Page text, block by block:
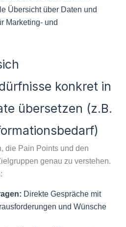
Übersicht über Daten und
Marketing- und
konkret in
übersetzen (z.B.
die Pain Points und den
genau zu verstehen.
Direkte Gespräche mit
und Wünsche